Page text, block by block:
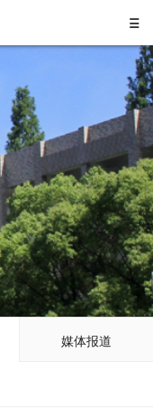
媒体报道